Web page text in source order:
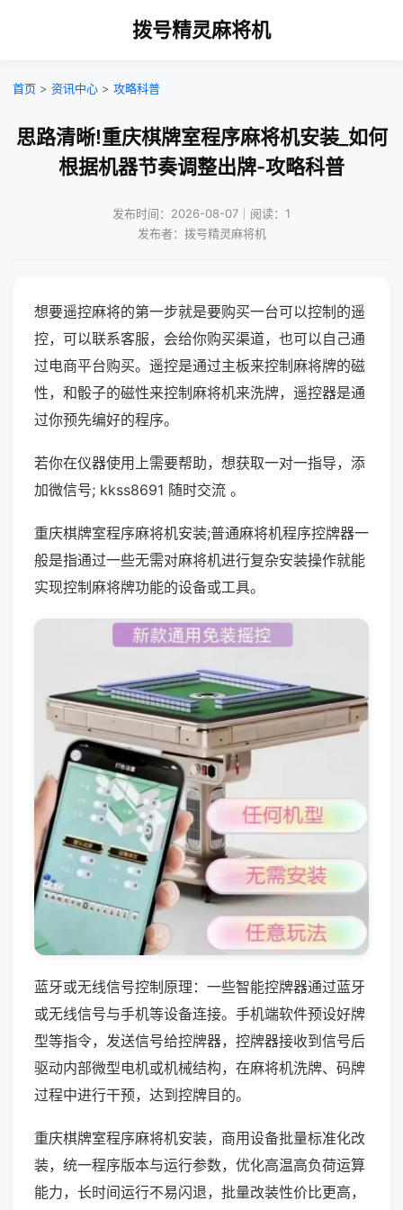
拨号精灵麻将机
首页 > 资讯中心 > 攻略科普
思路清晰!重庆棋牌室程序麻将机安装_如何
根据机器节奏调整出牌-攻略科普
发布时间：2026-08-07｜阅读：1
发布者：拨号精灵麻将机
想要遥控麻将的第一步就是要购买一台可以控制的遥
控，可以联系客服，会给你购买渠道，也可以自己通
过电商平台购买。遥控是通过主板来控制麻将牌的磁
性，和骰子的磁性来控制麻将机来洗牌，遥控器是通
过你预先编好的程序。
若你在仪器使用上需要帮助，想获取一对一指导，添
加微信号; kkss8691 随时交流 。
重庆棋牌室程序麻将机安装;普通麻将机程序控牌器一
般是指通过一些无需对麻将机进行复杂安装操作就能
实现控制麻将牌功能的设备或工具。
蓝牙或无线信号控制原理：一些智能控牌器通过蓝牙
或无线信号与手机等设备连接。手机端软件预设好牌
型等指令，发送信号给控牌器，控牌器接收到信号后
驱动内部微型电机或机械结构，在麻将机洗牌、码牌
过程中进行干预，达到控牌目的。
重庆棋牌室程序麻将机安装，商用设备批量标准化改
装，统一程序版本与运行参数，优化高温高负荷运算
能力，长时间运行不易闪退，批量改装性价比更高，